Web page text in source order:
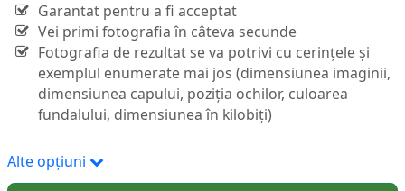
Garantat pentru a fi acceptat
Vei primi fotografia în câteva secunde
Fotografia de rezultat se va potrivi cu cerințele și
exemplul enumerate mai jos (dimensiunea imaginii,
dimensiunea capului, poziția ochilor, culoarea
fundalului, dimensiunea în kilobiți)
Alte opțiuni